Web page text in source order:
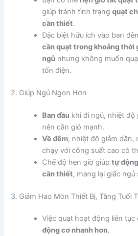
giúp tránh tình trạngquạt
cần thiết.
Đặc biệt hữu ích vào ban
cần quạt trong khoảng thời
ngủ nhưng không muốn
tốn điện.
2. Giúp Ngủ Ngon Hơn
Ban đầu khi đi ngủ, nhiệt
nên cần gió mạnh.
Về đêm, nhiệt độ giảm dần,
chạy với công suất cao có
Chế độ hẹn giờ giúptự
cần thiết, mang lại giấc
3. Giảm Hao Mòn Thiết Bị, Tăng Tuổi
Việc quạt hoạt động liên
động cơ nhanh hơn.